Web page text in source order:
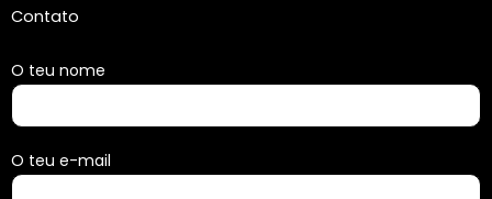
Contato
O teu nome
O teu e-mail